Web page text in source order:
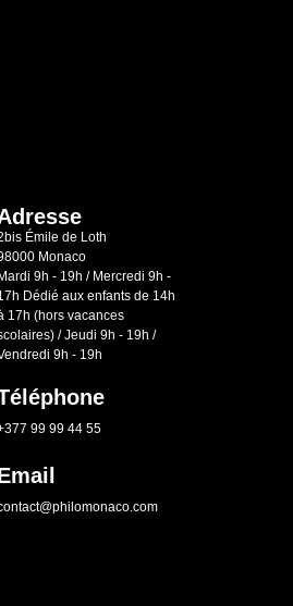
Émile de Loth
Monaco
9h - 19h / Mercredi 9h -
Dédié aux enfants de 14h
17h (hors vacances
/ Jeudi 9h - 19h /
9h - 19h
99 99 44 55